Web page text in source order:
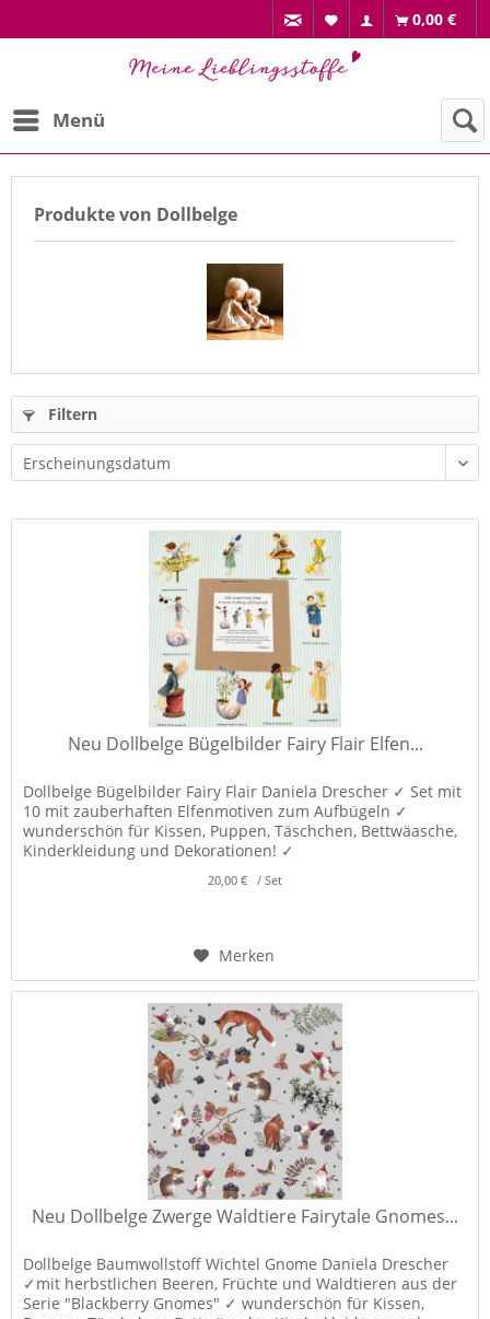
0,00 €
Menü
Produkte von Dollbelge
Filtern
Neu Dollbelge Bügelbilder Fairy Flair Elfen...
Dollbelge Bügelbilder Fairy Flair Daniela Drescher ✓ Set mit
10 mit zauberhaften Elfenmotiven zum Aufbügeln ✓
wunderschön für Kissen, Puppen, Täschchen, Bettwäasche,
Kinderkleidung und Dekorationen! ✓
20,00 € / Set
Merken
Neu Dollbelge Zwerge Waldtiere Fairytale Gnomes...
Dollbelge Baumwollstoff Wichtel Gnome Daniela Drescher
✓mit herbstlichen Beeren, Früchte und Waldtieren aus der
Serie "Blackberry Gnomes" ✓ wunderschön für Kissen,